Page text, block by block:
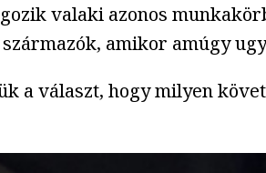
valaki azonos
amikor amúgy
a választ, hogy milyen